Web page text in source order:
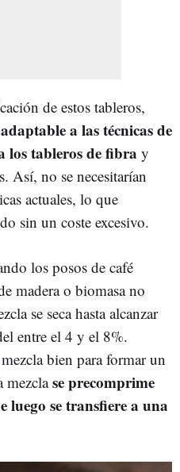
de estos tableros,
a las técnicas de
los tableros de fibra y
Así, no se necesitarían
actuales, lo que
sin un coste excesivo.
los posos de café
madera o biomasa no
se seca hasta alcanzar
entre el 4 y el 8%.
bien para formar un
mezclase precomprime
se transfiere a una